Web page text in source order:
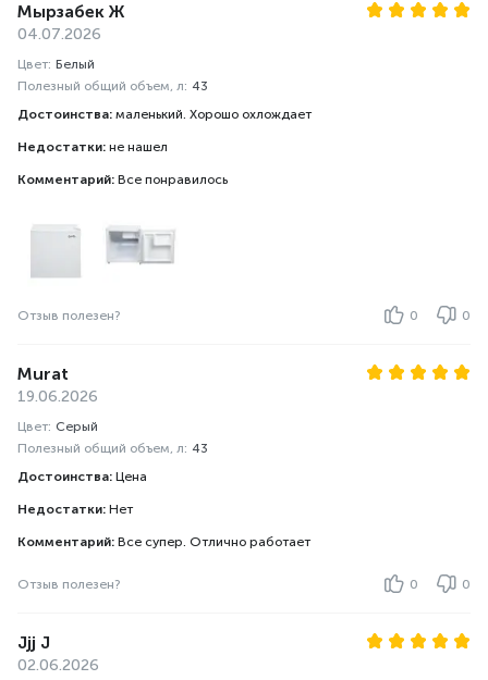
Мырзабек Ж
04.07.2026
Цвет: Белый
Полезный общий объем, л: 43
Достоинства: маленький. Хорошо охлождает
Недостатки: не нашел
Комментарий: Все понравилось
Отзыв полезен? 0 0
Murat
19.06.2026
Цвет: Серый
Полезный общий объем, л: 43
Достоинства: Цена
Недостатки: Нет
Комментарий: Все супер. Отлично работает
Отзыв полезен? 0 0
Jjj J
02.06.2026